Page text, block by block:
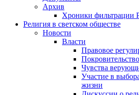
Архив
Хроники фильтрации
Религия в светском обществе
Новости
Власти
Правовое
Чувства
Участие в
жизни